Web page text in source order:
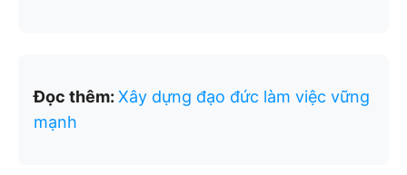
Đọc thêm: Xây dựng đạo đức làm việc vững
mạnh